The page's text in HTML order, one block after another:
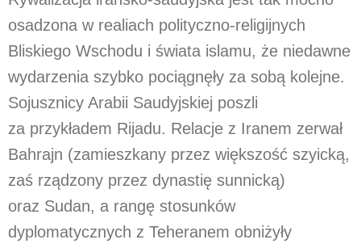
osadzona w realiach polityczno-religijnych
Bliskiego Wschodu i świata islamu, że niedawne
wydarzenia szybko pociągnęły za sobą kolejne.
Sojusznicy Arabii Saudyjskiej poszli
za przykładem Rijadu. Relacje z Iranem zerwał
Bahrajn (zamieszkany przez większość szyicką,
zaś rządzony przez dynastię sunnicką)
oraz Sudan, a rangę stosunków
dyplomatycznych z Teheranem obniżyły